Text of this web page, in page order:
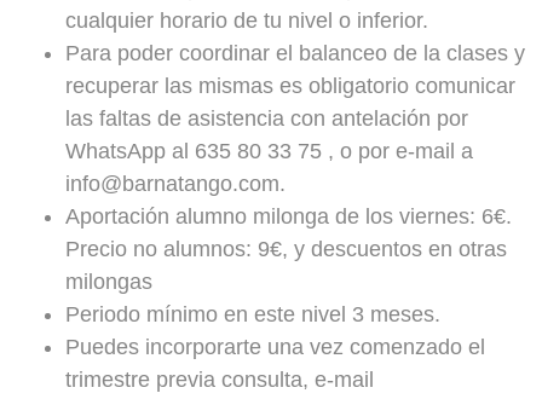
cualquier horario de tu nivel o inferior.
Para poder coordinar el balanceo de la clases y
recuperar las mismas es obligatorio comunicar
las faltas de asistencia con antelación por
WhatsApp al 635 80 33 75 , o por e-mail a
info@barnatango.com.
Aportación alumno milonga de los viernes: 6€.
Precio no alumnos: 9€, y descuentos en otras
milongas
Periodo mínimo en este nivel 3 meses.
Puedes incorporarte una vez comenzado el
trimestre previa consulta, e-mail